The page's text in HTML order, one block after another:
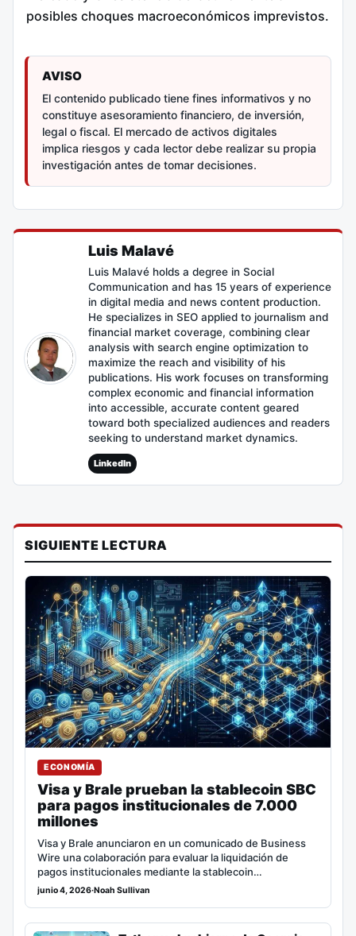
posibles choques macroeconómicos imprevistos.
AVISO
El contenido publicado tiene fines informativos y no
constituye asesoramiento financiero, de inversión,
legal o fiscal. El mercado de activos digitales
implica riesgos y cada lector debe realizar su propia
investigación antes de tomar decisiones.
Luis Malavé
Luis Malavé holds a degree in Social
Communication and has 15 years of experience
in digital media and news content production.
He specializes in SEO applied to journalism and
financial market coverage, combining clear
analysis with search engine optimization to
maximize the reach and visibility of his
publications. His work focuses on transforming
complex economic and financial information
into accessible, accurate content geared
toward both specialized audiences and readers
seeking to understand market dynamics.
LinkedIn
SIGUIENTE LECTURA
ECONOMÍA
Visa y Brale prueban la stablecoin SBC
para pagos institucionales de 7.000
millones
Visa y Brale anunciaron en un comunicado de Business
Wire una colaboración para evaluar la liquidación de
pagos institucionales mediante la stablecoin…
junio 4, 2026·Noah Sullivan